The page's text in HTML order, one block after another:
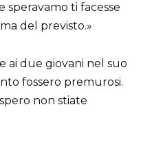
speravamo ti facesse
del previsto.»
ai due giovani nel suo
fossero premurosi.
non stiate